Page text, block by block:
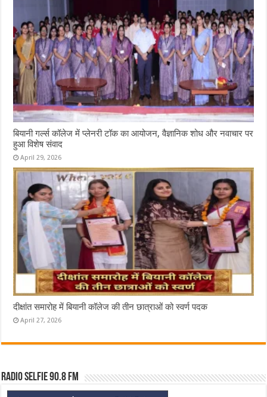
बियानी गर्ल्स कॉलेज में प्लेनरी टॉक का आयोजन, वैज्ञानिक शोध और नवाचार पर
हुआ विशेष संवाद
April 29, 2026
दीक्षांत समारोह में बियानी कॉलेज की तीन छात्राओं को स्वर्ण पदक
April 27, 2026
Radio Selfie 90.8 FM